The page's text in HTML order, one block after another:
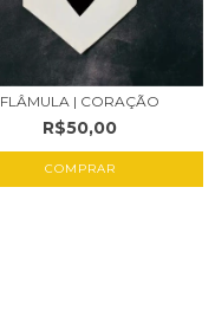
FLÂMULA | CORAÇÃO
R$50,00
COMPRAR